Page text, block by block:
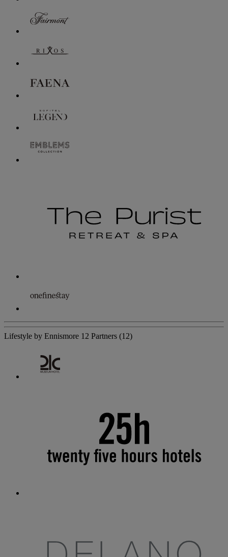
Lifestyle by Ennismore 12 Partners (12)